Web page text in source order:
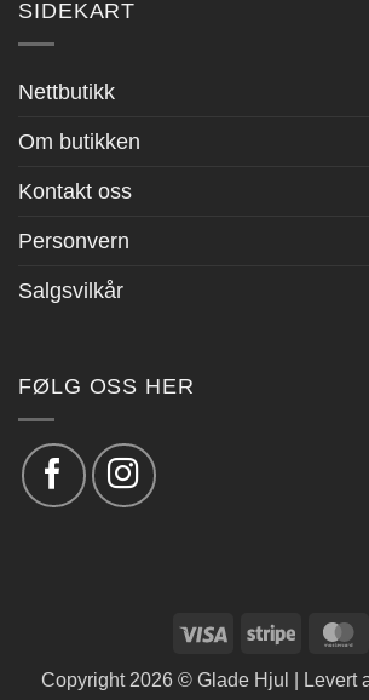
SIDEKART
Nettbutikk
Om butikken
Kontakt oss
Personvern
Salgsvilkår
FØLG OSS HER
Visa Stripe
Copyright 2026 © Glade Hjul | Levert